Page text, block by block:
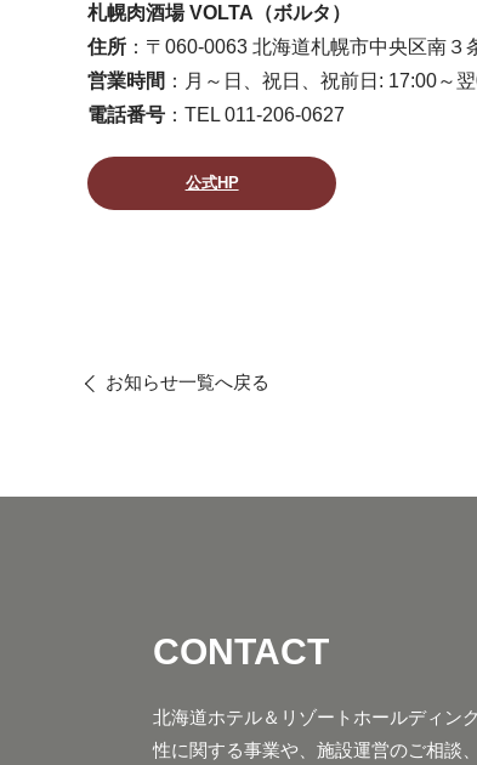
札幌肉酒場 VOLTA（ボルタ）
住所 ：〒060-0063 北海道札幌市中央区南
営業時間 ：月～日、祝日、祝前日: 17:00～
電話番号 ：TEL 011-206-0627
公式HP
お知らせ一覧へ戻る
CONTACT
北海道ホテル＆リゾートホールディン
性に関する事業や、施設運営のご相談